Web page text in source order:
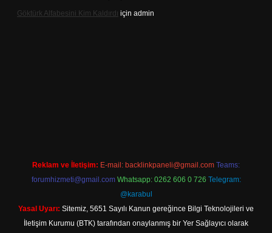
Göktürk Alfabesini Kim Kaldırdı için admin
Reklam ve İletişim: E-mail: backlinkpaneli@gmail.com Teams:
forumhizmeti@gmail.com Whatsapp: 0262 606 0 726 Telegram:
@karabul
Yasal Uyarı: Sitemiz, 5651 Sayılı Kanun gereğince Bilgi Teknolojileri ve
İletişim Kurumu (BTK) tarafından onaylanmış bir Yer Sağlayıcı olarak